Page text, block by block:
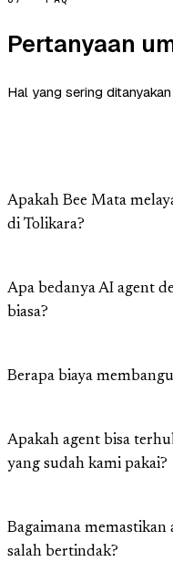
Pertanyaan
Hal yang sering
Apakah Bee Mata
di Tolikara?
Apa bedanya AI agent
biasa?
Berapa biaya
Apakah agent bisa
yang sudah kami pakai?
Bagaimana
salah bertindak?